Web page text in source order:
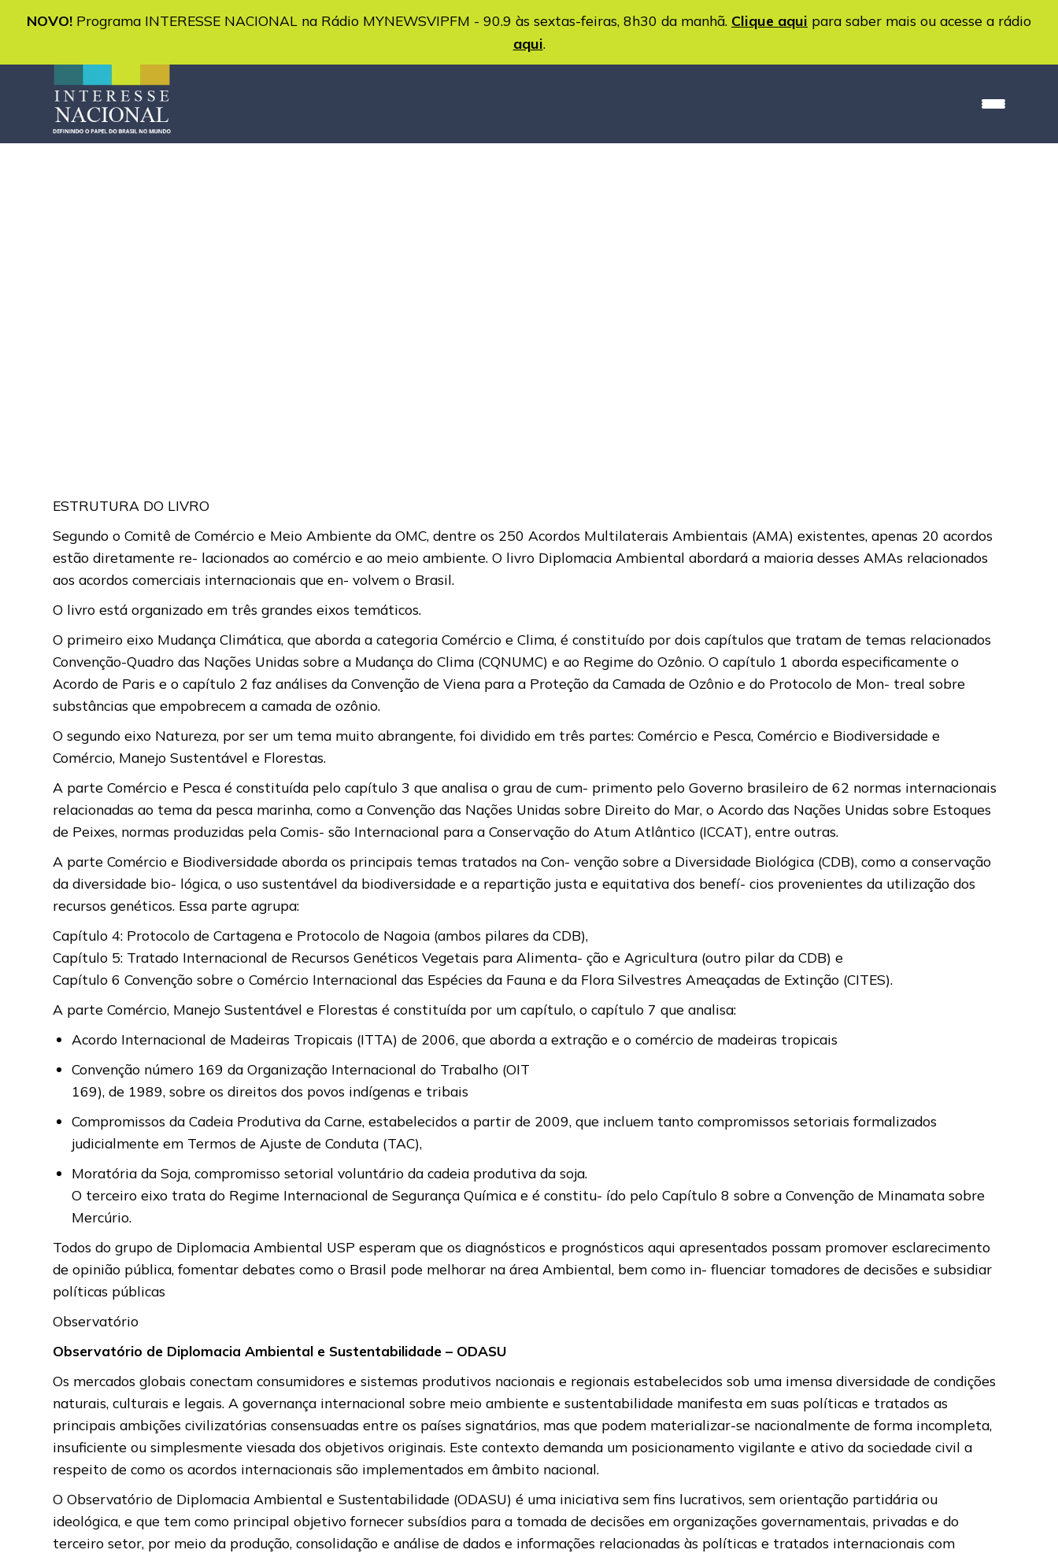
NOVO! Programa INTERESSE NACIONAL na Rádio MYNEWSVIPFM - 90.9 às sextas-feiras, 8h30 da manhã. Clique aqui para saber mais ou acesse a rádio
aqui.
ESTRUTURA DO LIVRO
Segundo o Comitê de Comércio e Meio Ambiente da OMC, dentre os 250 Acordos Multilaterais Ambientais (AMA) existentes, apenas 20 acordos
estão diretamente re- lacionados ao comércio e ao meio ambiente. O livro Diplomacia Ambiental abordará a maioria desses AMAs relacionados
aos acordos comerciais internacionais que en- volvem o Brasil.
O livro está organizado em três grandes eixos temáticos.
O primeiro eixo Mudança Climática, que aborda a categoria Comércio e Clima, é constituído por dois capítulos que tratam de temas relacionados
Convenção-Quadro das Nações Unidas sobre a Mudança do Clima (CQNUMC) e ao Regime do Ozônio. O capítulo 1 aborda especificamente o
Acordo de Paris e o capítulo 2 faz análises da Convenção de Viena para a Proteção da Camada de Ozônio e do Protocolo de Mon- treal sobre
substâncias que empobrecem a camada de ozônio.
O segundo eixo Natureza, por ser um tema muito abrangente, foi dividido em três partes: Comércio e Pesca, Comércio e Biodiversidade e
Comércio, Manejo Sustentável e Florestas.
A parte Comércio e Pesca é constituída pelo capítulo 3 que analisa o grau de cum- primento pelo Governo brasileiro de 62 normas internacionais
relacionadas ao tema da pesca marinha, como a Convenção das Nações Unidas sobre Direito do Mar, o Acordo das Nações Unidas sobre Estoques
de Peixes, normas produzidas pela Comis- são Internacional para a Conservação do Atum Atlântico (ICCAT), entre outras.
A parte Comércio e Biodiversidade aborda os principais temas tratados na Con- venção sobre a Diversidade Biológica (CDB), como a conservação
da diversidade bio- lógica, o uso sustentável da biodiversidade e a repartição justa e equitativa dos benefí- cios provenientes da utilização dos
recursos genéticos. Essa parte agrupa:
Capítulo 4: Protocolo de Cartagena e Protocolo de Nagoia (ambos pilares da CDB),
Capítulo 5: Tratado Internacional de Recursos Genéticos Vegetais para Alimenta- ção e Agricultura (outro pilar da CDB) e
Capítulo 6 Convenção sobre o Comércio Internacional das Espécies da Fauna e da Flora Silvestres Ameaçadas de Extinção (CITES).
A parte Comércio, Manejo Sustentável e Florestas é constituída por um capítulo, o capítulo 7 que analisa:
Acordo Internacional de Madeiras Tropicais (ITTA) de 2006, que aborda a extração e o comércio de madeiras tropicais
Convenção número 169 da Organização Internacional do Trabalho (OIT
169), de 1989, sobre os direitos dos povos indígenas e tribais
Compromissos da Cadeia Produtiva da Carne, estabelecidos a partir de 2009, que incluem tanto compromissos setoriais formalizados
judicialmente em Termos de Ajuste de Conduta (TAC),
Moratória da Soja, compromisso setorial voluntário da cadeia produtiva da soja.
O terceiro eixo trata do Regime Internacional de Segurança Química e é constitu- ído pelo Capítulo 8 sobre a Convenção de Minamata sobre
Mercúrio.
Todos do grupo de Diplomacia Ambiental USP esperam que os diagnósticos e prognósticos aqui apresentados possam promover esclarecimento
de opinião pública, fomentar debates como o Brasil pode melhorar na área Ambiental, bem como in- fluenciar tomadores de decisões e subsidiar
políticas públicas
Observatório
Observatório de Diplomacia Ambiental e Sustentabilidade – ODASU
Os mercados globais conectam consumidores e sistemas produtivos nacionais e regionais estabelecidos sob uma imensa diversidade de condições
naturais, culturais e legais. A governança internacional sobre meio ambiente e sustentabilidade manifesta em suas políticas e tratados as
principais ambições civilizatórias consensuadas entre os países signatários, mas que podem materializar-se nacionalmente de forma incompleta,
insuficiente ou simplesmente viesada dos objetivos originais. Este contexto demanda um posicionamento vigilante e ativo da sociedade civil a
respeito de como os acordos internacionais são implementados em âmbito nacional.
O Observatório de Diplomacia Ambiental e Sustentabilidade (ODASU) é uma iniciativa sem fins lucrativos, sem orientação partidária ou
ideológica, e que tem como principal objetivo fornecer subsídios para a tomada de decisões em organizações governamentais, privadas e do
terceiro setor, por meio da produção, consolidação e análise de dados e informações relacionadas às políticas e tratados internacionais com